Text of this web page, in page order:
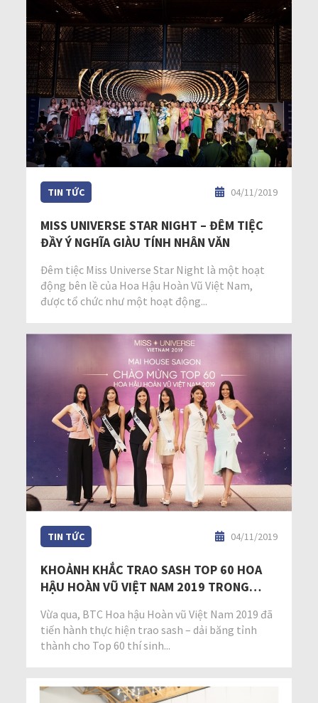
TIN TỨC 04/11/2019
MISS UNIVERSE STAR NIGHT – ĐÊM TIỆC
ĐẦY Ý NGHĨA GIÀU TÍNH NHÂN VĂN
Đêm tiệc Miss Universe Star Night là một hoạt
động bên lề của Hoa Hậu Hoàn Vũ Việt Nam,
được tổ chức như một hoạt động...
TIN TỨC 04/11/2019
KHOẢNH KHẮC TRAO SASH TOP 60 HOA
HẬU HOÀN VŨ VIỆT NAM 2019 TRONG
Vừa qua, BTC Hoa hậu Hoàn vũ Việt Nam 2019 đã
tiến hành thực hiện trao sash – dải băng tỉnh
thành cho Top 60 thí sinh...